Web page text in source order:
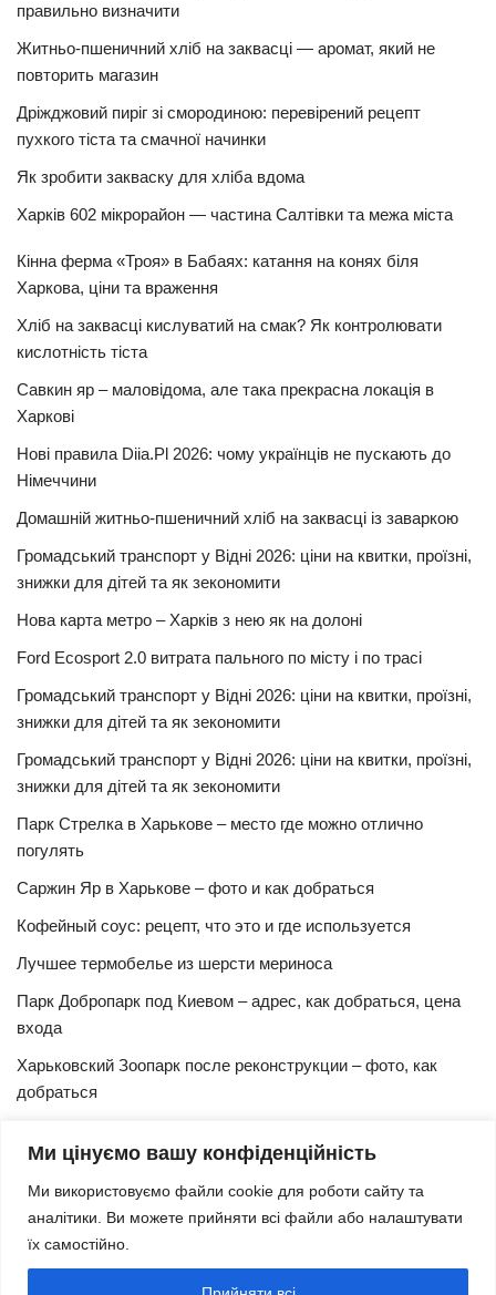
Ми цінуємо вашу конфіденційність
Ми використовуємо файли cookie для роботи сайту та
аналітики. Ви можете прийняти всі файли або налаштувати
їх самостійно.
правильно визначити
Житньо-пшеничний хліб на заквасці — аромат, який не
повторить магазин
Дріжджовий пиріг зі смородиною: перевірений рецепт
пухкого тіста та смачної начинки
Як зробити закваску для хліба вдома
Харків 602 мікрорайон — частина Салтівки та межа міста
Кінна ферма «Троя» в Бабаях: катання на конях біля
Харкова, ціни та враження
Хліб на заквасці кислуватий на смак? Як контролювати
кислотність тіста
Савкин яр – маловідома, але така прекрасна локація в
Харкові
Нові правила Diia.Pl 2026: чому українців не пускають до
Німеччини
Домашній житньо-пшеничний хліб на заквасці із заваркою
Громадський транспорт у Відні 2026: ціни на квитки, проїзні,
знижки для дітей та як зекономити
Нова карта метро – Харків з нею як на долоні
Ford Ecosport 2.0 витрата пального по місту і по трасі
Громадський транспорт у Відні 2026: ціни на квитки, проїзні,
знижки для дітей та як зекономити
Громадський транспорт у Відні 2026: ціни на квитки, проїзні,
знижки для дітей та як зекономити
Парк Стрелка в Харькове – место где можно отлично
погулять
Саржин Яр в Харькове – фото и как добраться
Кофейный соус: рецепт, что это и где используется
Лучшее термобелье из шерсти мериноса
Парк Добропарк под Киевом – адрес, как добраться, цена
входа
Харьковский Зоопарк после реконструкции – фото, как
добраться
домашних условиях
Харьковская Швейцария – цены, адрес, как добраться
Маршрут и расписание 27 троллейбуса (Харьков)
Трамвай № 3 Харьков – маршрут, время и интервал